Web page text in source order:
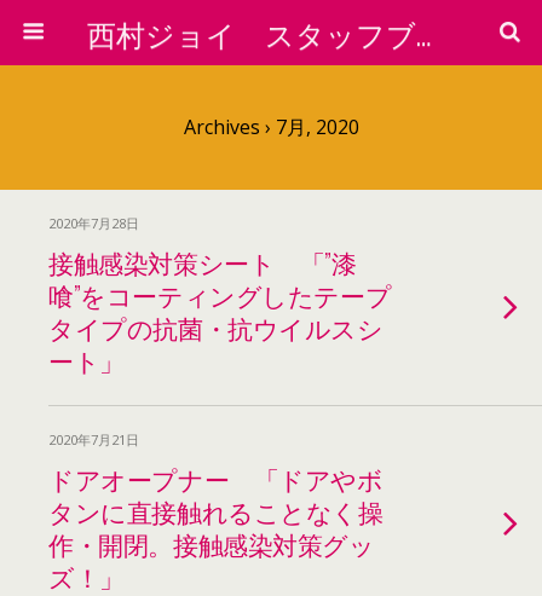
西村ジョイ スタッフブログ
Archives › 7月, 2020
2020年7月28日
接触感染対策シート 「”漆
喰”をコーティングしたテープ
タイプの抗菌・抗ウイルスシ
ート」
2020年7月21日
ドアオープナー 「ドアやボ
タンに直接触れることなく操
作・開閉。接触感染対策グッ
ズ！」